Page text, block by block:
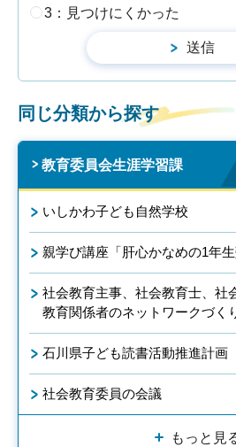
3：見つけにくかった
同じ分類から探す
教育委員会生涯学習課
いしかわ子ども自然学校
親学び講座「肝心かなめの1年
社会教育主事、社会教育士、社
教育関係者のネットワークづく
石川県子ども読書活動推進計画
社会教育委員の会議
もっと見